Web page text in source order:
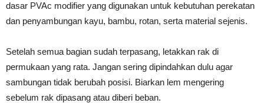
dasar PVAc modifier yang digunakan untuk kebutuhan perekatan
dan penyambungan kayu, bambu, rotan, serta material sejenis.
Setelah semua bagian sudah terpasang, letakkan rak di
permukaan yang rata. Jangan sering dipindahkan dulu agar
sambungan tidak berubah posisi. Biarkan lem mengering
sebelum rak dipasang atau diberi beban.